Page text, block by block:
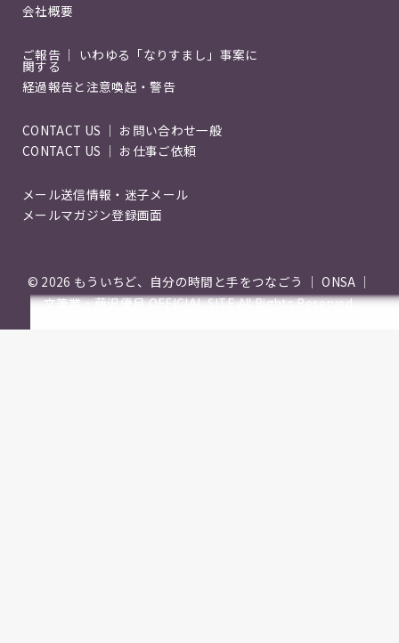
会社概要
ご報告 ｜ いわゆる「なりすまし」事案に
関する
経過報告と注意喚起・警告
CONTACT US ｜ お問い合わせ一般
CONTACT US ｜ お仕事ご依頼
メール送信情報・迷子メール
メールマガジン登録画面
© 2026 もういちど、自分の時間と手をつなごう ｜ ONSA ｜
文筆業・藤沢優月 OFFICIAL SITEAll Rights Reserved.